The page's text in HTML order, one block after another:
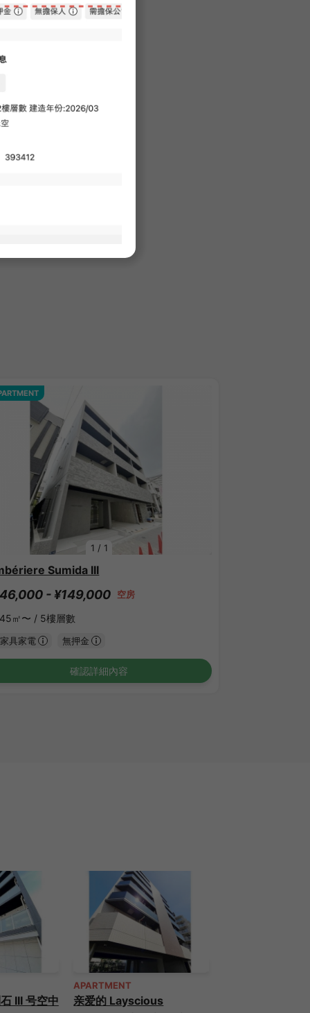
1 / 1
Sumida III
- ¥149,000 空房
㎡〜 / 5樓層數
具家電 無押金
確認詳細內容
III 号空中
APARTMENT
亲爱的 Layscious